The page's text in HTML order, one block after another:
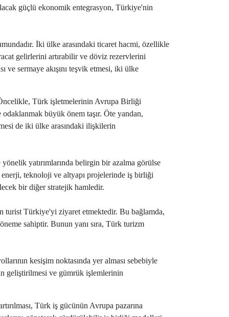
güçlü ekonomik entegrasyon, Türkiye'nin
İki ülke arasındaki ticaret hacmi, özellikle
gelirlerini artırabilir ve döviz rezervlerini
ve sermaye akışını teşvik etmesi, iki ülke
Türk işletmelerinin Avrupa Birliği
büyük önem taşır. Öte yandan,
de iki ülke arasındaki ilişkilerin
yatırımlarında belirgin bir azalma görülse
teknoloji ve altyapı projelerinde iş birliği
bir diğer stratejik hamledir.
turist Türkiye'yi ziyaret etmektedir. Bu bağlamda,
sahiptir. Bunun yanı sıra, Türk turizm
kesişim noktasında yer alması sebebiyle
geliştirilmesi ve gümrük işlemlerinin
Türk iş gücünün Avrupa pazarına